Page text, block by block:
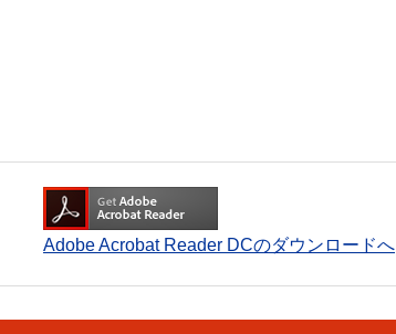
Adobe Acrobat Reader DCのダウンロードへ